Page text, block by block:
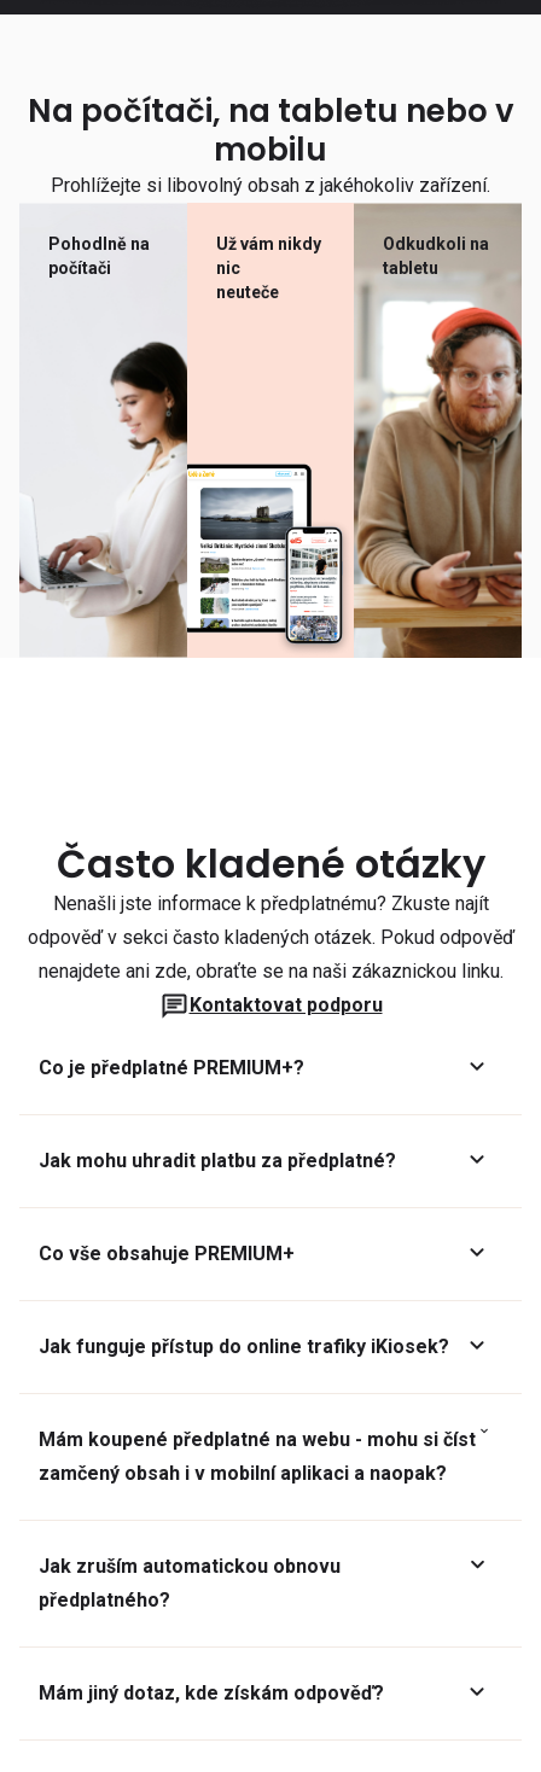
Na počítači, na tabletu nebo v
mobilu
Prohlížejte si libovolný obsah z jakéhokoliv zařízení.
Pohodlně na
počítači
Už vám nikdy
nic
neuteče
Odkudkoli na
tabletu
Často kladené otázky
Nenašli jste informace k předplatnému? Zkuste najít
odpověď v sekci často kladených otázek. Pokud odpověď
nenajdete ani zde, obraťte se na naši zákaznickou linku.
Kontaktovat podporu
Co je předplatné PREMIUM+?
Jak mohu uhradit platbu za předplatné?
Co vše obsahuje PREMIUM+
Jak funguje přístup do online trafiky iKiosek?
Mám koupené předplatné na webu - mohu si číst
zamčený obsah i v mobilní aplikaci a naopak?
Jak zruším automatickou obnovu
předplatného?
Mám jiný dotaz, kde získám odpověď?